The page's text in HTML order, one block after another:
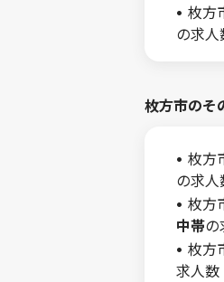
枚方
の求人
枚方市のそ
枚方
の求人
枚方
中帯の
枚方
求人数